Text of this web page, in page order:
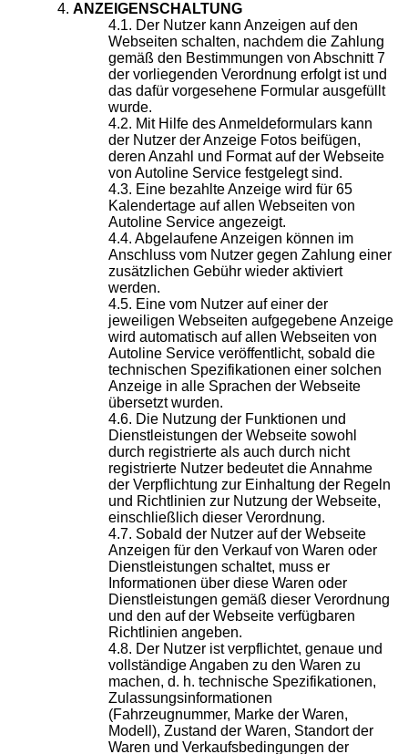
ANZEIGENSCHALTUNG
Der Nutzer kann Anzeigen auf den
Webseiten schalten, nachdem die Zahlung
gemäß den Bestimmungen von Abschnitt 7
der vorliegenden Verordnung erfolgt ist und
das dafür vorgesehene Formular ausgefüllt
wurde.
Mit Hilfe des Anmeldeformulars kann
der Nutzer der Anzeige Fotos beifügen,
deren Anzahl und Format auf der Webseite
von Autoline Service festgelegt sind.
Eine bezahlte Anzeige wird für 65
Kalendertage auf allen Webseiten von
Autoline Service angezeigt.
Abgelaufene Anzeigen können im
Anschluss vom Nutzer gegen Zahlung einer
zusätzlichen Gebühr wieder aktiviert
werden.
Eine vom Nutzer auf einer der
jeweiligen Webseiten aufgegebene Anzeige
wird automatisch auf allen Webseiten von
Autoline Service veröffentlicht, sobald die
technischen Spezifikationen einer solchen
Anzeige in alle Sprachen der Webseite
übersetzt wurden.
Die Nutzung der Funktionen und
Dienstleistungen der Webseite sowohl
durch registrierte als auch durch nicht
registrierte Nutzer bedeutet die Annahme
der Verpflichtung zur Einhaltung der Regeln
und Richtlinien zur Nutzung der Webseite,
einschließlich dieser Verordnung.
Sobald der Nutzer auf der Webseite
Anzeigen für den Verkauf von Waren oder
Dienstleistungen schaltet, muss er
Informationen über diese Waren oder
Dienstleistungen gemäß dieser Verordnung
und den auf der Webseite verfügbaren
Richtlinien angeben.
Der Nutzer ist verpflichtet, genaue und
vollständige Angaben zu den Waren zu
machen, d. h. technische Spezifikationen,
Zulassungsinformationen
(Fahrzeugnummer, Marke der Waren,
Modell), Zustand der Waren, Standort der
Waren und Verkaufsbedingungen der